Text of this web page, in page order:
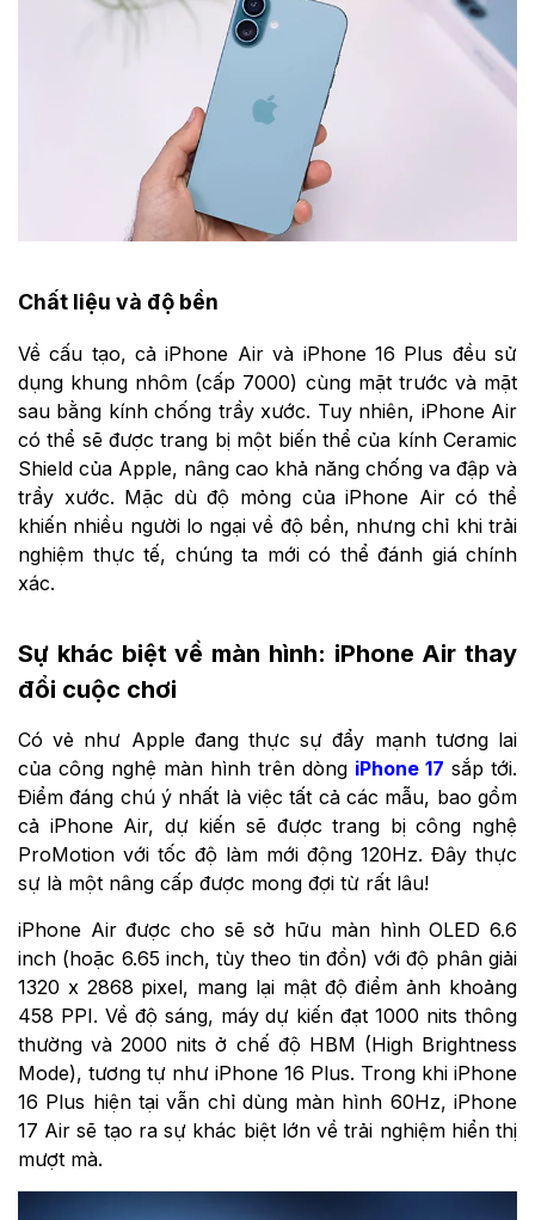
Chất liệu và độ bền
Về cấu tạo, cả iPhone Air và iPhone 16 Plus đều sử
dụng khung nhôm (cấp 7000) cùng mặt trước và mặt
sau bằng kính chống trầy xước. Tuy nhiên, iPhone Air
có thể sẽ được trang bị một biến thể của kính Ceramic
Shield của Apple, nâng cao khả năng chống va đập và
trầy xước. Mặc dù độ mỏng của iPhone Air có thể
khiến nhiều người lo ngại về độ bền, nhưng chỉ khi trải
nghiệm thực tế, chúng ta mới có thể đánh giá chính
xác.
Sự khác biệt về màn hình: iPhone Air thay
đổi cuộc chơi
Có vẻ như Apple đang thực sự đẩy mạnh tương lai
của công nghệ màn hình trên dòng iPhone 17 sắp tới.
Điểm đáng chú ý nhất là việc tất cả các mẫu, bao gồm
cả iPhone Air, dự kiến sẽ được trang bị công nghệ
ProMotion với tốc độ làm mới động 120Hz. Đây thực
sự là một nâng cấp được mong đợi từ rất lâu!
iPhone Air được cho sẽ sở hữu màn hình OLED 6.6
inch (hoặc 6.65 inch, tùy theo tin đồn) với độ phân giải
1320 x 2868 pixel, mang lại mật độ điểm ảnh khoảng
458 PPI. Về độ sáng, máy dự kiến đạt 1000 nits thông
thường và 2000 nits ở chế độ HBM (High Brightness
Mode), tương tự như iPhone 16 Plus. Trong khi iPhone
16 Plus hiện tại vẫn chỉ dùng màn hình 60Hz, iPhone
17 Air sẽ tạo ra sự khác biệt lớn về trải nghiệm hiển thị
mượt mà.